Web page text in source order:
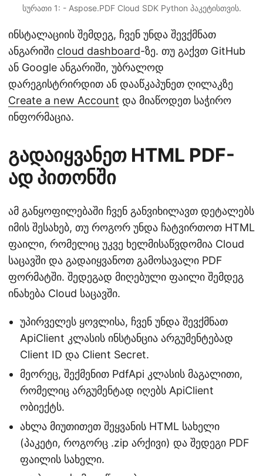
სურათი 1: - Aspose.PDF Cloud SDK Python პაკეტისთვის.
ინსტალაციის შემდეგ, ჩვენ უნდა შევქმნათ
ანგარიში cloud dashboard-ზე. თუ გაქვთ GitHub
ან Google ანგარიში, უბრალოდ
დარეგისტრირდით ან დააწკაპუნეთ ღილაკზე
Create a new Account და მიაწოდეთ საჭირო
ინფორმაცია.
გადაიყვანეთ HTML PDF-
ად პითონში
ამ განყოფილებაში ჩვენ განვიხილავთ დეტალებს
იმის შესახებ, თუ როგორ უნდა ჩატვირთოთ HTML
ფაილი, რომელიც უკვე ხელმისაწვდომია Cloud
საცავში და გადაიყვანოთ გამოსავალი PDF
ფორმატში. შედეგად მიღებული ფაილი შემდეგ
ინახება Cloud საცავში.
უპირველეს ყოვლისა, ჩვენ უნდა შევქმნათ
ApiClient კლასის ინსტანცია არგუმენტებად
Client ID და Client Secret.
მეორეც, შექმენით PdfApi კლასის მაგალითი,
რომელიც არგუმენტად იღებს ApiClient
ობიექტს.
ახლა მიუთითეთ შეყვანის HTML სახელი
(პაკეტი, როგორც .zip არქივი) და შედეგი PDF
ფაილის სახელი.